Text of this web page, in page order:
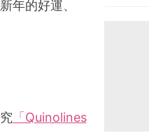
年的好運、
「Quinolines